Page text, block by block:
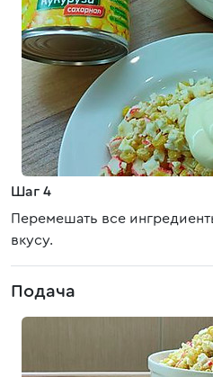
Шаг 4
Перемешать все
вкусу.
Подача